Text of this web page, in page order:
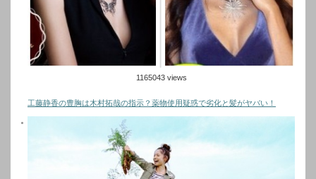
1165043 views
工藤静香の豊胸は木村拓哉の指示？薬物使用疑惑で劣化と髪がヤバい！